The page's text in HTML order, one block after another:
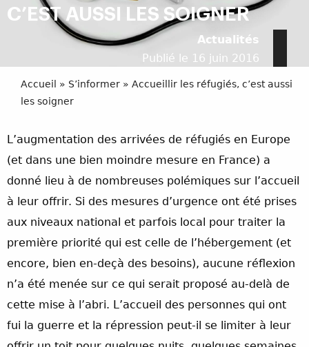
C’EST AUSSI LES SOIGNER
Actualités
Publié le 16 juin 2016
Accueil » S’informer » Accueillir les réfugiés, c’est aussi
les soigner
L’augmentation des arrivées de réfugiés en Europe
(et dans une bien moindre mesure en France) a
donné lieu à de nombreuses polémiques sur l’accueil
à leur offrir. Si des mesures d’urgence ont été prises
aux niveaux national et parfois local pour traiter la
première priorité qui est celle de l’hébergement (et
encore, bien en-deçà des besoins), aucune réflexion
n’a été menée sur ce qui serait proposé au-delà de
cette mise à l’abri. L’accueil des personnes qui ont
fui la guerre et la répression peut-il se limiter à leur